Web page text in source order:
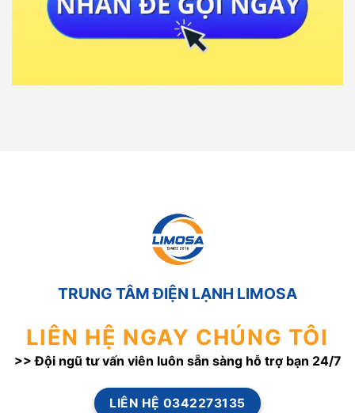
TRUNG TÂM ĐIỆN LẠNH LIMOSA
LIÊN HỆ NGAY CHÚNG TÔI
>> Đội ngũ tư vấn viên luôn sẵn sàng hỗ trợ bạn 24/7
LIÊN HỆ 0342273135